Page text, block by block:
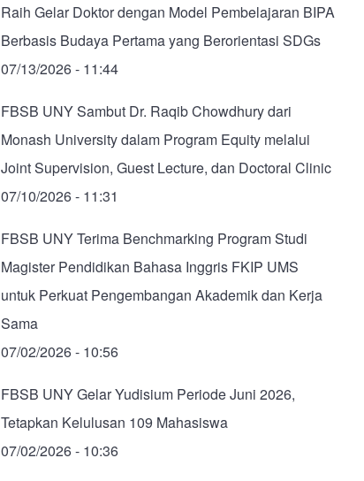
Raih Gelar Doktor dengan Model Pembelajaran BIPA
Berbasis Budaya Pertama yang Berorientasi SDGs
07/13/2026 - 11:44
FBSB UNY Sambut Dr. Raqib Chowdhury dari
Monash University dalam Program Equity melalui
Joint Supervision, Guest Lecture, dan Doctoral Clinic
07/10/2026 - 11:31
FBSB UNY Terima Benchmarking Program Studi
Magister Pendidikan Bahasa Inggris FKIP UMS
untuk Perkuat Pengembangan Akademik dan Kerja
Sama
07/02/2026 - 10:56
FBSB UNY Gelar Yudisium Periode Juni 2026,
Tetapkan Kelulusan 109 Mahasiswa
07/02/2026 - 10:36